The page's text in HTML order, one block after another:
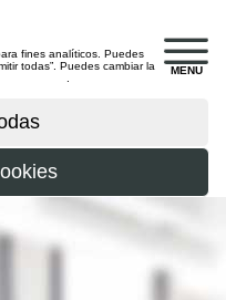
MENU
fines analíticos. Puedes
todas”. Puedes cambiar la